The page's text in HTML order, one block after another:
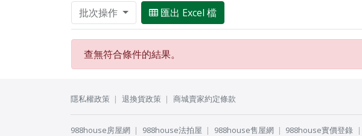
批次操作 匯出 Excel 檔
查無符合條件的結果。
隱私權政策 退換貨政策 商城賣家約定條款
988house房屋網 988house法拍屋 988house售屋網 988house實價登錄